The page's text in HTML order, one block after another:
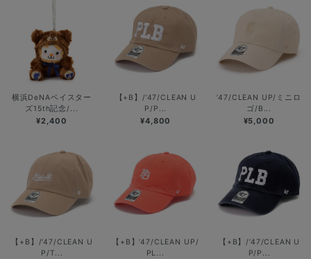
横浜DeNAベイスター
ズ15th記念/...
¥2,400
【+B】/’47/CLEAN U
P/P...
¥4,800
’47/CLEAN UP/ミニロ
ゴ/B...
¥5,000
【+B】/’47/CLEAN U
P/T...
【+B】’47/CLEAN UP/
PL...
【+B】/’47/CLEAN U
P/P...